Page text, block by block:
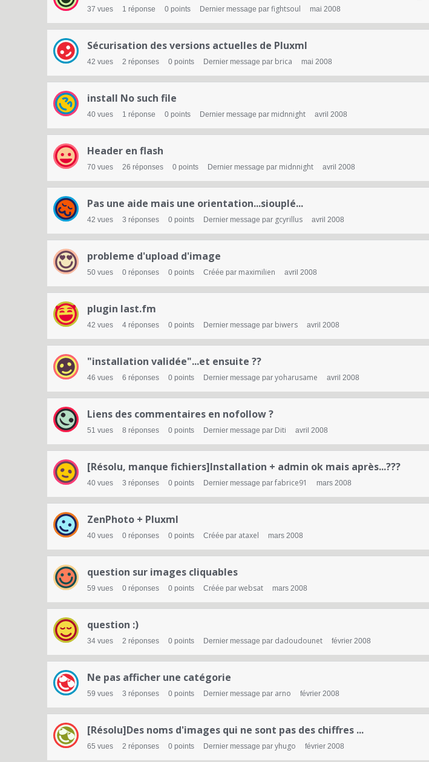
37 vues 1 réponse 0 points Dernier message par fightsoul mai 2008
Sécurisation des versions actuelles de Pluxml
42 vues 2 réponses 0 points Dernier message par brica mai 2008
install No such file
40 vues 1 réponse 0 points Dernier message par midnnight avril 2008
Header en flash
70 vues 26 réponses 0 points Dernier message par midnnight avril 2008
Pas une aide mais une orientation...siouplé...
42 vues 3 réponses 0 points Dernier message par gcyrillus avril 2008
probleme d'upload d'image
50 vues 0 réponses 0 points Créée par maximilien avril 2008
plugin last.fm
42 vues 4 réponses 0 points Dernier message par biwers avril 2008
"installation validée"...et ensuite ??
46 vues 6 réponses 0 points Dernier message par yoharusame avril 2008
Liens des commentaires en nofollow ?
51 vues 8 réponses 0 points Dernier message par Diti avril 2008
[Résolu, manque fichiers]Installation + admin ok mais après...???
40 vues 3 réponses 0 points Dernier message par fabrice91 mars 2008
ZenPhoto + Pluxml
40 vues 0 réponses 0 points Créée par ataxel mars 2008
question sur images cliquables
59 vues 0 réponses 0 points Créée par websat mars 2008
question :)
34 vues 2 réponses 0 points Dernier message par dadoudounet février 2008
Ne pas afficher une catégorie
59 vues 3 réponses 0 points Dernier message par arno février 2008
[Résolu]Des noms d'images qui ne sont pas des chiffres ...
65 vues 2 réponses 0 points Dernier message par yhugo février 2008